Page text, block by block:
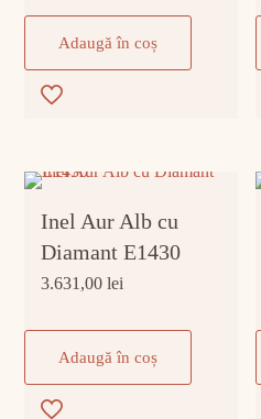
Adaugă în coș
Inel Aur Alb cu
Diamant E1430
3.631,00lei
Adaugă în coș